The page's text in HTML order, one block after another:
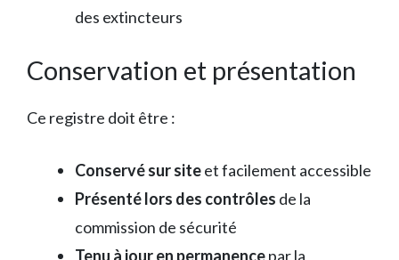
des extincteurs
Conservation et présentation
Ce registre doit être :
Conservé sur siteet facilement accessible
Présenté lors des contrôles de la
commission de sécurité
Tenu à jour en permanencepar la